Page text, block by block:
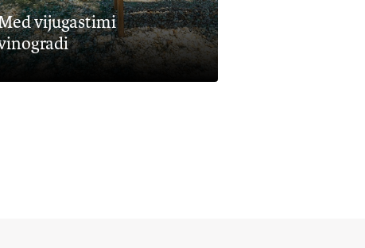
Po sledeh zbirk
lokalne zgodovine